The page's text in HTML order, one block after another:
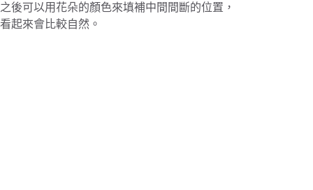
之後可以用花朵的顏色來填補中間間斷的位置，
看起來會比較自然。